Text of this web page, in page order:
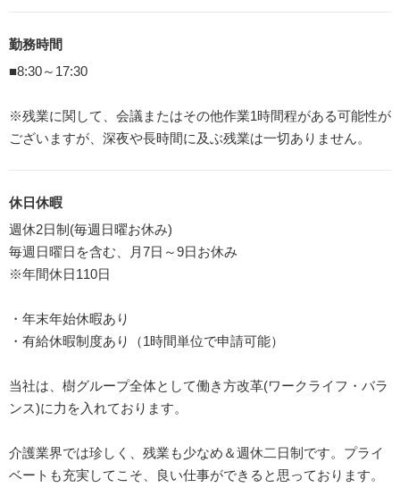
勤務時間
■8:30～17:30
※残業に関して、会議またはその他作業1時間程がある可能性が
ございますが、深夜や長時間に及ぶ残業は一切ありません。
休日休暇
週休2日制(毎週日曜お休み)
毎週日曜日を含む、月7日～9日お休み
※年間休日110日
・年末年始休暇あり
・有給休暇制度あり（1時間単位で申請可能）
当社は、樹グループ全体として働き方改革(ワークライフ・バラ
ンス)に力を入れております。
介護業界では珍しく、残業も少なめ＆週休二日制です。プライ
ベートも充実してこそ、良い仕事ができると思っております。